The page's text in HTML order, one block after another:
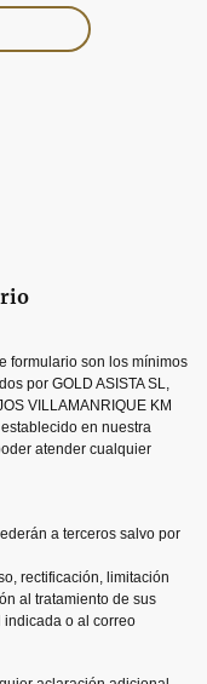
formulario son los mínimos
por GOLD ASISTA SL,
VILLAMANRIQUE KM
en nuestra
atender cualquier
a terceros salvo por
rectificación, limitación
al tratamiento de sus
o al correo